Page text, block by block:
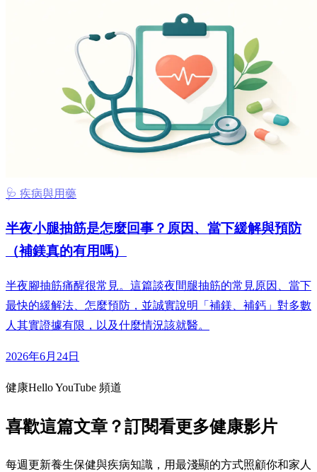
🩺 疾病與用藥
半夜小腿抽筋是怎麼回事？原因、當下緩解與預防
（補鎂真的有用嗎）
半夜腳抽筋痛醒很常見。這篇談夜間腿抽筋的常見原因、當下
最快的緩解法、怎麼預防，並誠實說明「補鎂、補鈣」對多數
人其實證據有限，以及什麼情況該就醫。
2026年6月24日
健康Hello YouTube 頻道
喜歡這篇文章？訂閱看更多健康影片
每週更新養生保健與疾病知識，用最淺顯的方式照顧你和家人